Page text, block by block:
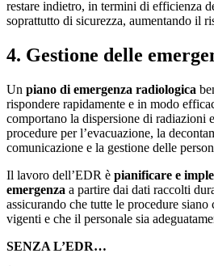
restare indietro, in termini di efficienza
soprattutto di sicurezza, aumentando il
4. Gestione delle
Un piano di emergenza radiologica
rispondere rapidamente e in modo
comportano la dispersione di radiazioni
procedure per l’evacuazione, la
comunicazione e la gestione delle
Il lavoro dell’EDR è pianificare e
emergenza a partire dai dati raccolti
assicurando che tutte le procedure
vigenti e che il personale sia
SENZA L’EDR…